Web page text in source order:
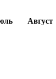
Август